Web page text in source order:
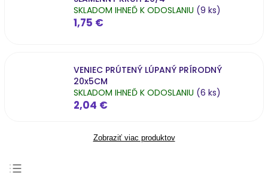
SKLADOM IHNEĎ K ODOSLANIU (9 ks)
1,75 €
VENIEC PRÚTENÝ LÚPANÝ PRÍRODNÝ
20x5CM
SKLADOM IHNEĎ K ODOSLANIU (6 ks)
2,04 €
Zobraziť viac produktov